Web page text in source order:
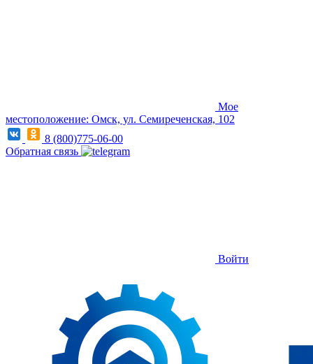
Мое
местоположение: Омск, ул. Семиреченская, 102
8 (800)775-06-00
Обратная связь
Войти